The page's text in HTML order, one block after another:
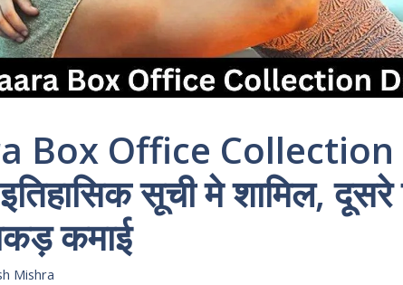
Box Office Collection
सूची मे शामिल, दूसरे
कमाई
Mishra